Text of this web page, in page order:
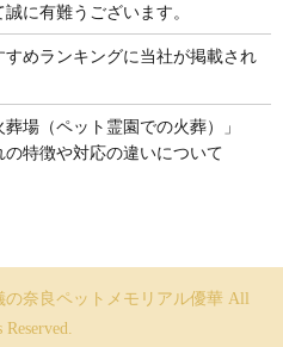
に有難うございます。
めランキングに当社が掲載され
場（ペット霊園での火葬）」
の特徴や対応の違いについて
奈良ペットメモリアル優華 All
Reserved.